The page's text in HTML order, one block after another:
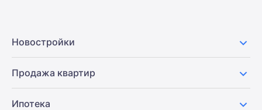
Новостройки
Продажа квартир
Ипотека